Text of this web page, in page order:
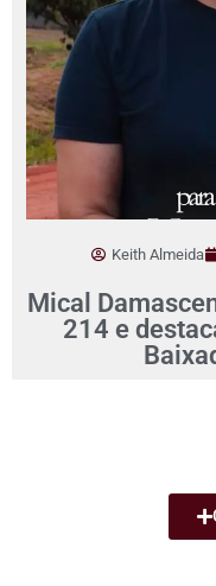
Keith Almeida
Mical
214 e